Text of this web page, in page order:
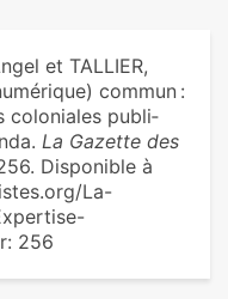
et TALLIER,
commun :
colo­nia­les publi­
La Gazette des
Disponible à
La-
256